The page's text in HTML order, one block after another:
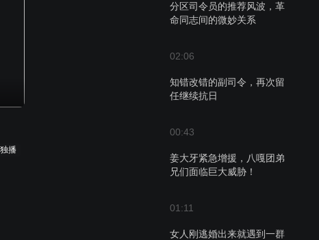
分区司令员的推荐风波，革
命同志间的微妙关系
02:06
知错改错的副司令，再次留
任继续抗日
00:43
姜大牙紧急增援，八嘎团弟
兄们面临巨大威胁！
01:11
女人刚逃婚出来就遇到一群
独播